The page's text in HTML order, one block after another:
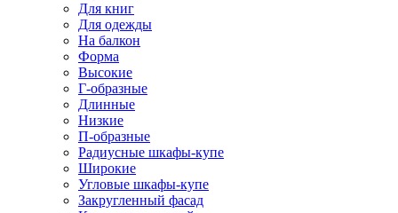
Для книг
Для одежды
На балкон
Форма
Высокие
Г-образные
Длинные
Низкие
П-образные
Радиусные шкафы-купе
Широкие
Угловые шкафы-купе
Закругленный фасад